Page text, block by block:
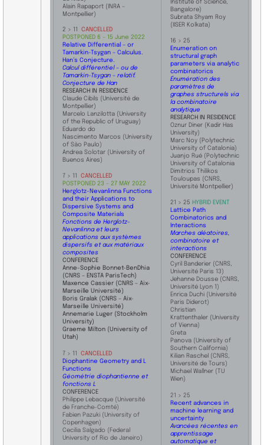
Alain Rapaport (INRA –
Montpellier)
2 > 11 CANCELLED
POSTPONED 6 – 15 June 2022
Relative Differential – or
Tamarkin-Tsygan – Calculus.
Han’s Conjecture.
Calcul différentiel – ou de
Tamarkin-Tsygan – relatif.
Conjecture de Han
RESEARCH IN RESIDENCE
Claude Cibils (Université de
Montpellier)
Marcelo Lanzilotta (University
of the Republic of Uruguay)
Eduardo do
Nascimento Marcos (University
of São Paulo)
Andrea Solotar (University of
Buenos Aires)
7 > 11 CANCELLED
POSTPONED 23 – 27 MAY 2022
Herglotz-Nevanlinna Functions
and their Applications to
Dispersive Systems and
Composite Materials
Fonctions de Herglotz-
Nevanlinna et leurs
applications aux systèmes
dispersifs et aux matériaux
composites
CONFERENCE
Anne-Sophie Bonnet-BenDhia
(CNRS – ENSTA ParisTech)
Maxence Cassier (CNRS – Aix-
Marseille Université)
Boris Gralak (CNRS – Aix-
Marseille Université)
Annemarie Luger (Stockholm
University)
Graeme Milton (University of
Utah)
7 > 11 CANCELLED
Diophantine Geometry and L
Functions
Géométrie diophantienne et
fonctions L
CONFERENCE
​Philippe Lebacque (Université
de Franche-Comté)
Fabien Pazuki (University of
Copenhagen)
Cecilia Salgado (Federal
University of Rio de Janeiro)
Institute of Science,
Bangalore)
Subrata Shyam Roy ​
(IISER Kolkata)
16 > 25
Enumeration on
structural graph
parameters via analytic
combinatorics
Énumération des
paramètres de
graphes structurels via
la combinatoire
analytique
RESEARCH IN RESIDENCE
Oznur Diner ( Kadir Has
University)
Marc Noy (Polytechnic
University of Catalonia)
Juanjo Rué (Polytechnic
University of Catalonia
Dimitrios Thilikos
Touloupas (CNRS,
Université Montpellier)
21 > 25 HYBRID EVENT
Lattice Path
Combinatorics and
Interactions
Marches aléatoires,
combinatoire et
interactions
CONFERENCE
​Cyril Banderier (CNRS,
Université Paris 13)
Jehanne Dousse (CNRS,
Université Lyon 1)
Enrica Duchi (Université
Paris Diderot)
Christian
Krattenthaler (University
of Vienna)
Greta
Panova (University of
Southern California)
Kilian Raschel (CNRS,
Université de Tours)
Michael Wallner (TU
Wien)
21 > 25
Recent advances in
machine learning and
uncertainty
Avancées récentes en
apprentissage
automatique et